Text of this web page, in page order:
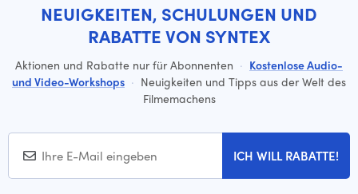
NEUIGKEITEN, SCHULUNGEN UND
RABATTE VON SYNTEX
Aktionen und Rabatte nur für Abonnenten · Kostenlose Audio-
und Video-Workshops · Neuigkeiten und Tipps aus der Welt des
Filmemachens
ICH WILL RABATTE!